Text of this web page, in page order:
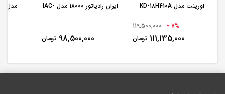
اورینت مدل KD-18H410A
7% -
119,500,000
111,135,000 تومان
ایران رادیاتور 18000 مدل IAC-
98,500,000 تومان
مدل IAC-18CH/XA/A